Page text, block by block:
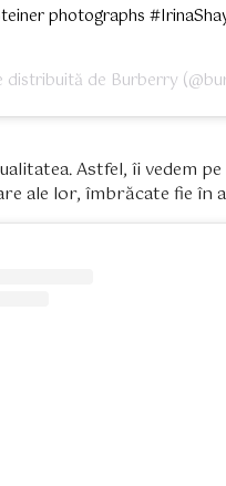
photographs
distribuită de Burberry
Astfel, îi vedem
ale lor, îmbrăcate fie în